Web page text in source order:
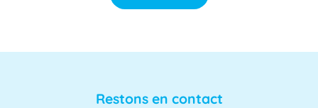
ACU
d'Université. Il s'agit d'un fonctionnaire chargé
Restons en contact